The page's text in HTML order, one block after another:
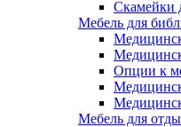
Скамейки
Мебель для
Опции к
Мебель для